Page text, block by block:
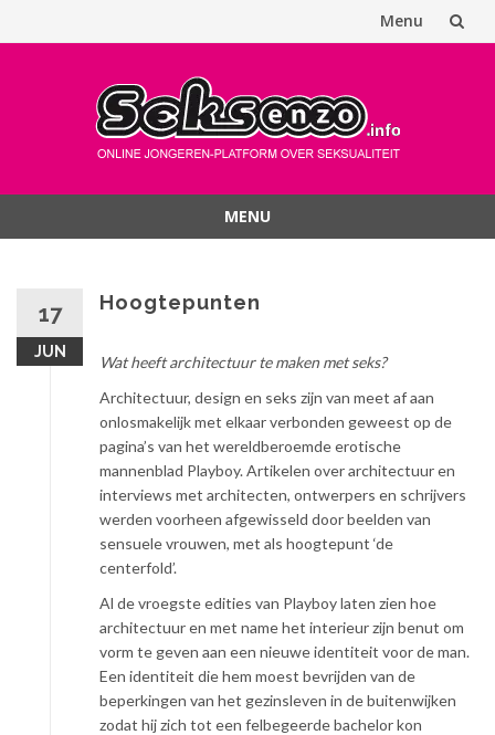
Menu
MENU
17
JUN
Hoogtepunten
Wat heeft architectuur te maken met seks?
Architectuur, design en seks zijn van meet af aan
onlosmakelijk met elkaar verbonden geweest op de
pagina’s van het wereldberoemde erotische
mannenblad Playboy. Artikelen over architectuur en
interviews met architecten, ontwerpers en schrijvers
werden voorheen afgewisseld door beelden van
sensuele vrouwen, met als hoogtepunt ‘de
centerfold’.
Al de vroegste edities van Playboy laten zien hoe
architectuur en met name het interieur zijn benut om
vorm te geven aan een nieuwe identiteit voor de man.
Een identiteit die hem moest bevrijden van de
beperkingen van het gezinsleven in de buitenwijken
zodat hij zich tot een felbegeerde bachelor kon